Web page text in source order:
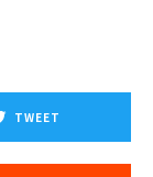
TWEET